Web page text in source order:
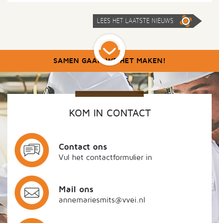
LEES HET LAATSTE NIEUWS
SAMEN GAAN WE HET MAKEN!
KOM IN CONTACT
Contact ons
Vul het contactformulier in
Mail ons
annemariesmits@vvei.nl